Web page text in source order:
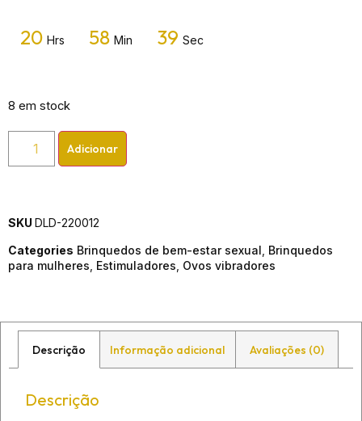
20 Hrs 58 Min 39 Sec
8 em stock
Adicionar
SKU DLD-220012
Categories Brinquedos de bem-estar sexual Brinquedos
para mulheres Estimuladores Ovos vibradores
Descrição Informação adicional Avaliações (0)
Descrição